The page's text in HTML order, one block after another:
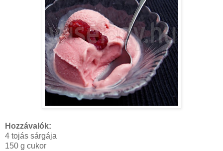
Hozzávalók:
4 tojás sárgája
150 g cukor